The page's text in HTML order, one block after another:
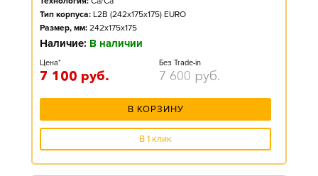
Тип корпуса: L2B (242x175x175) EURO
Размер, мм: 242x175x175
Наличие: В наличии
Цена*
7 100 руб.
Без Trade-in
7 600 руб.
В КОРЗИНУ
В 1 клик